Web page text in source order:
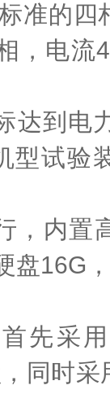
准的四
，电流
达到电
型试验
，内置
盘16G
先采
同时